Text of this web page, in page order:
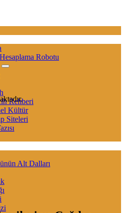
Robotu
Rehberi
Kültür
Siteleri
Alt Dalları